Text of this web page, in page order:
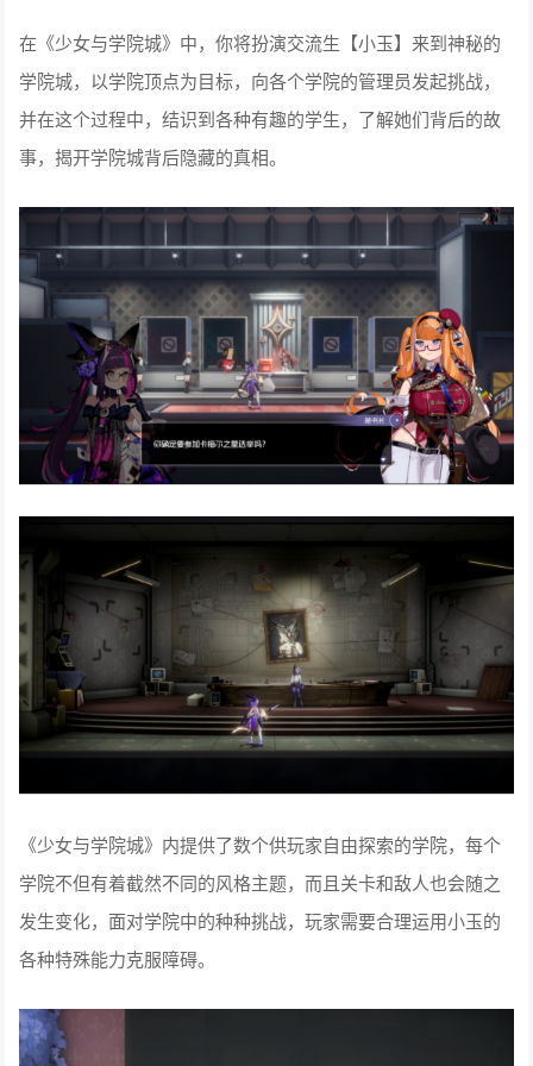
在《少女与学院城》中，你将扮演交流生【小玉】来到神秘的
学院城，以学院顶点为目标，向各个学院的管理员发起挑战，
并在这个过程中，结识到各种有趣的学生，了解她们背后的故
事，揭开学院城背后隐藏的真相。
《少女与学院城》内提供了数个供玩家自由探索的学院，每个
学院不但有着截然不同的风格主题，而且关卡和敌人也会随之
发生变化，面对学院中的种种挑战，玩家需要合理运用小玉的
各种特殊能力克服障碍。